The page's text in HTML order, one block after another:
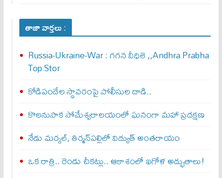
తాజా వార్తలు :
Russia-Ukraine-War : గ‌గ‌న వీధిలె ,,Andhra Prabha
Top Stor
కోడిపందేల స్థావరంపై పోలీసుల దాడి..
కొలనుపాక సోమేశ్వరాలయంలో ఘనంగా మహా ప్రదక్షణ
నేడు మర్కల్, తిర్మన్‌పల్లిలో విద్యుత్ అంతరాయం
ఒక రాత్రి.. రెండు చీకట్లు.. ఆకాశంలో ఖగోళ అద్భుతాలు!